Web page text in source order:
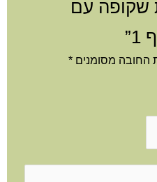
שקופה עם
החובה מסומנים *